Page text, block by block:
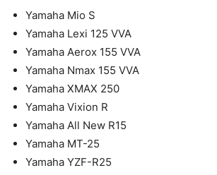
Yamaha Mio S
Yamaha Lexi 125 VVA
Yamaha Aerox 155 VVA
Yamaha Nmax 155 VVA
Yamaha XMAX 250
Yamaha Vixion R
Yamaha All New R15
Yamaha MT-25
Yamaha YZF-R25